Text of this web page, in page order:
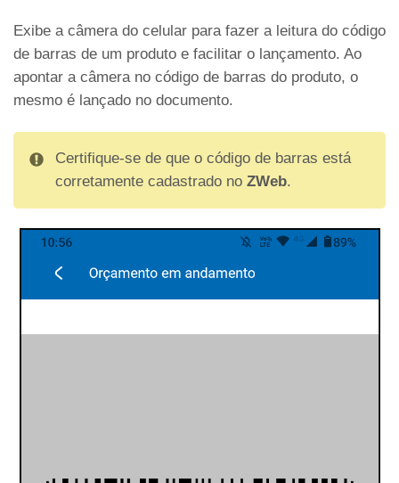
Exibe a câmera do celular para fazer a leitura do código
de barras de um produto e facilitar o lançamento. Ao
apontar a câmera no código de barras do produto, o
mesmo é lançado no documento.
Certifique-se de que o código de barras está
corretamente cadastrado no ZWeb.